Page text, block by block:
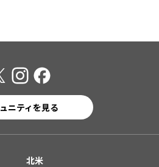
ニティを見る
北米